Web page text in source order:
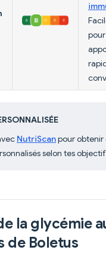
NutriScanpour obtenir
selon tes
la glycémie
de Boletus